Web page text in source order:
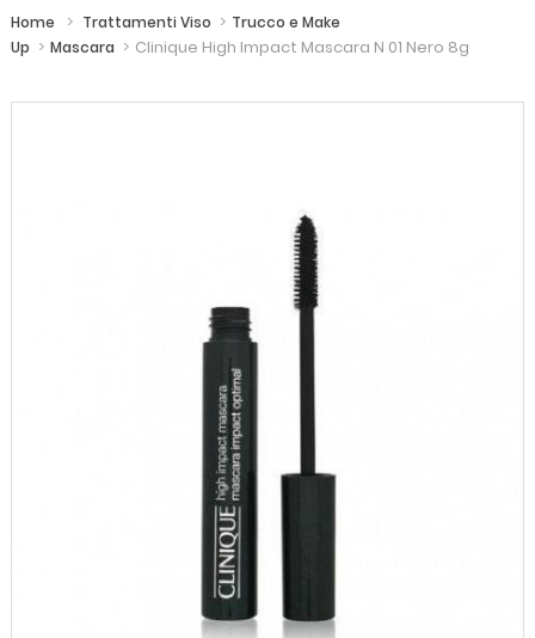
Home > Trattamenti Viso > Trucco e Make
Up > Mascara > Clinique High Impact Mascara N 01 Nero 8g